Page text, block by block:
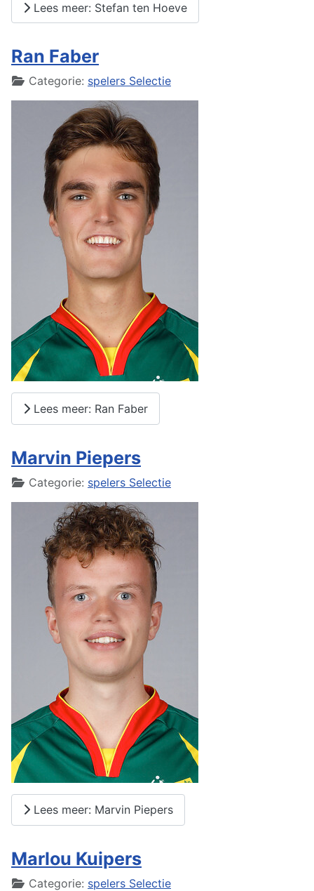
Lees meer: Stefan ten Hoeve
Ran Faber
DetailsCategorie: spelers Selectie
Lees meer: Ran Faber
Marvin Piepers
DetailsCategorie: spelers Selectie
Lees meer: Marvin Piepers
Marlou Kuipers
DetailsCategorie: spelers Selectie